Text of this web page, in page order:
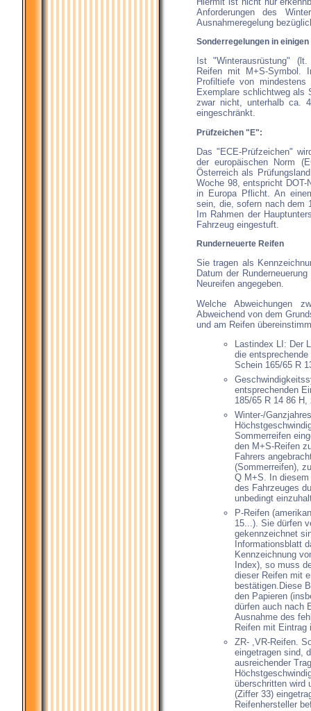
Anforderungen des
Ausnahmeregelung
Sonderregelungen in
Ist "Winterausrüstung"
Reifen mit M+S-Symbol.
Profiltiefe von
Exemplare schlichtweg als
zwar nicht, unterhalb ca.
eingeschränkt.
Prüfzeichen "E":
Das "ECE-Prüfzeichen"
der europäischen Norm
Österreich als
Woche 98, entspricht DOT-
in Europa Pflicht. An
sein, die, sofern nach dem
Im Rahmen der
Fahrzeug eingestuft.
Runderneuerte Reifen
Sie tragen als
Datum der
Neureifen angegeben.
Welche Abweichungen
Abweichend von dem
und am Reifen
Lastindex LI: Der
die
Schein 165/65 R
entsprechenden
185/65 R 14 86
Winter-/
Sommerreifen
den M+S-Reifen
Fahrers
(Sommerreifen),
Q M+S. In
des Fahrzeuges
unbedingt
P-Reifen
15...). Sie dürfen
gekennzeichnet
Informationsblatt
Kennzeichnung
Index), so muss
dieser Reifen mit
bestätigen.Diese
den Papieren
dürfen auch nach
Ausnahme des
Reifen mit Eintrag
ZR- ,VR-Reifen.
eingetragen sind,
ausreichender
überschritten wird
(Ziffer 33)
Reifenhersteller